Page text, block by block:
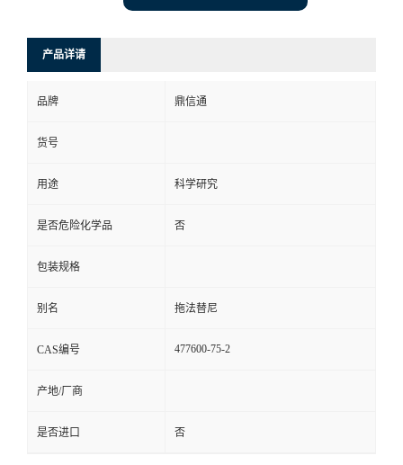
产品详请
品牌 鼎信通
货号
用途 科学研究
是否危险化学品 否
包装规格
别名 拖法替尼
CAS编号 477600-75-2
产地/厂商
是否进口 否